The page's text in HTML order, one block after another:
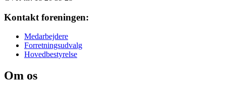
Kontakt foreningen:
Medarbejdere
Forretningsudvalg
Hovedbestyrelse
Om os